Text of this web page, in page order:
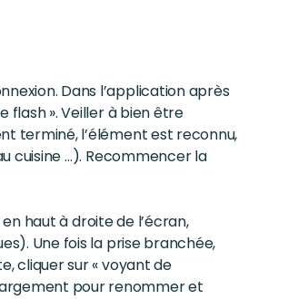
Dans l’application après
flash ». Veiller à bien être
terminé, l’élément est reconnu,
cuisine …). Recommencer la
haut à droite de l’écran,
Une fois la prise branchée,
cliquer sur « voyant de
pour renommer et